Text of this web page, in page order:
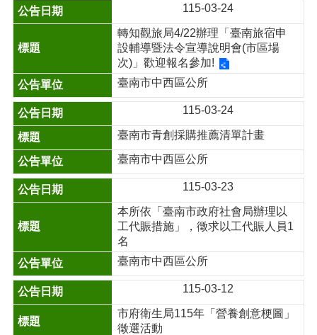
115-03-24
轉知觀旅局4/22辦理「臺南旅宿申
設輔導暨法令宣導說明會(市區場
次)」歡迎報名參加!
臺南市中西區公所
115-03-24
臺南市青創採購推薦清單計畫
臺南市中西區公所
115-03-23
本所依「臺南市政府社會局辦理以
工代賑措施」，徵求以工代賑人員1
名
臺南市中西區公所
115-03-12
市府衛生局115年「營養創意梗圖」
徵選活動